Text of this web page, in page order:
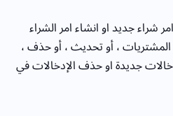
شراء جديد او انشاء امر الشراء
، أو تحديث ، أو حذف ،
جديدة او حذف الإدخالات في